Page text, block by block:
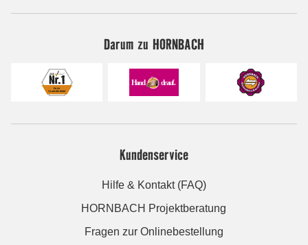
Darum zu HORNBACH
Kundenservice
Hilfe & Kontakt (FAQ)
HORNBACH Projektberatung
Fragen zur Onlinebestellung